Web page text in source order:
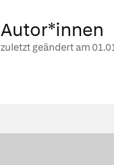
Autor*innen
zuletzt geändert am